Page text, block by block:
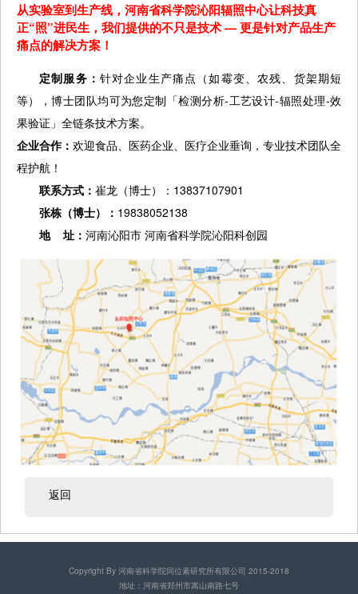
从实验室到生产线，河南省科学院沁阳辐照中心让科技真
正“照”进民生，我们提供的不只是技术 — 更是针对产品生产
痛点的解决方案！
定制服务： 针对企业生产痛点（如霉变、农残、货架期短
等），博士团队均可为您定制「检测分析-工艺设计-辐照处理-效
果验证」全链条技术方案。
企业合作： 欢迎食品、医药企业、医疗企业垂询，专业技术团队全
程护航！
联系方式： 崔龙（博士）：13837107901
张栋（博士）： 19838052138
地 址： 河南沁阳市 河南省科学院沁阳科创园
返回
Copyright By 河南省科学院同位素研究所有限公司 2015-2018
地址：河南省郑州市嵩山南路七号